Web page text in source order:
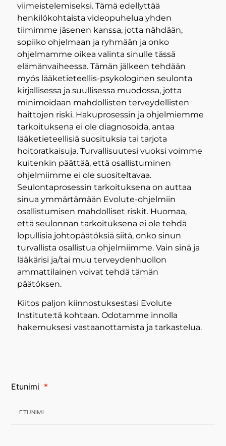
viimeistelemiseksi. Tämä edellyttää
henkilökohtaista videopuhelua yhden
tiimimme jäsenen kanssa, jotta nähdään,
sopiiko ohjelmaan ja ryhmään ja onko
ohjelmamme oikea valinta sinulle tässä
elämänvaiheessa. Tämän jälkeen tehdään
myös lääketieteellis-psykologinen seulonta
kirjallisessa ja suullisessa muodossa, jotta
minimoidaan mahdollisten terveydellisten
haittojen riski. Hakuprosessin ja ohjelmiemme
tarkoituksena ei ole diagnosoida, antaa
lääketieteellisiä suosituksia tai tarjota
hoitoratkaisuja. Turvallisuutesi vuoksi voimme
kuitenkin päättää, että osallistuminen
ohjelmiimme ei ole suositeltavaa.
Seulontaprosessin tarkoituksena on auttaa
sinua ymmärtämään Evolute-ohjelmiin
osallistumisen mahdolliset riskit. Huomaa,
että seulonnan tarkoituksena ei ole tehdä
lopullisia johtopäätöksiä siitä, onko sinun
turvallista osallistua ohjelmiimme. Vain sinä ja
lääkärisi ja/tai muu terveydenhuollon
ammattilainen voivat tehdä tämän
päätöksen.
Kiitos paljon kiinnostuksestasi Evolute
Institute:tä kohtaan. Odotamme innolla
hakemuksesi vastaanottamista ja tarkastelua.
Etunimi